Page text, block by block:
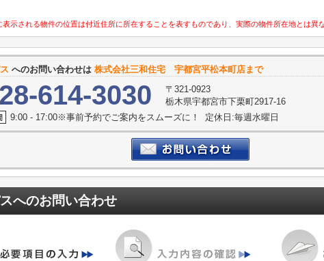
示される物件の位置は付近住所に所在することを表すものであり、実際の物件所在地とは異
へのお問い合わせは 株式会社三和住宅 宇都宮平松本町店まで
614-3030
〒321-0923
栃木県宇都宮市下栗町2917-16
9:00 - 17:00※事前予約でご案内をスムーズに！ 定休日:毎週水曜日
へのお問い合わせ